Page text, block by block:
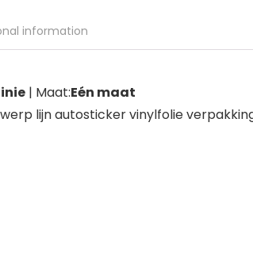
information
| Maat:Eén maat
lijn autosticker vinylfolie